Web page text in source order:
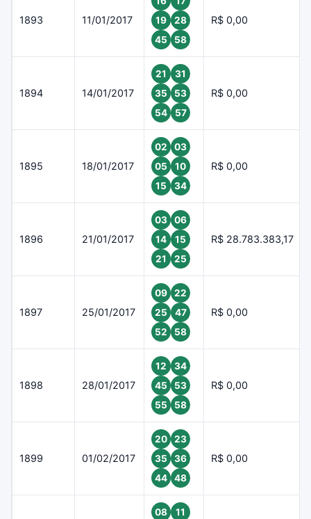
1893 11/01/2017
19
28
45
58
R$ 0,00
1894 14/01/2017
21
31
35
53
54
57
R$ 0,00
1895 18/01/2017
02
03
05
10
15
34
R$ 0,00
1896 21/01/2017
03
06
14
15
21
25
R$ 28.783.383,17
1897 25/01/2017
09
22
25
47
52
58
R$ 0,00
1898 28/01/2017
12
34
45
53
55
58
R$ 0,00
1899 01/02/2017
20
23
35
36
44
48
R$ 0,00
08
11